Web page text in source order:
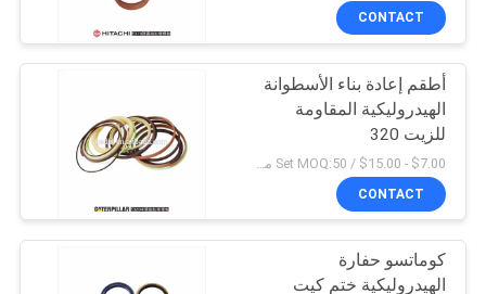
اسطوانة قابلة للتعديل
فلتر هواء حفارة
12
CONTACT
أطقم إعادة بناء الأسطوانة
الهيدروليكية المقاومة
للزيت 320
$7.00 - $15.00 / Set MOQ:50 مجموعة / مجموعات
CONTACT
كوماتسو حفارة
الهيدروليكية ختم كيت